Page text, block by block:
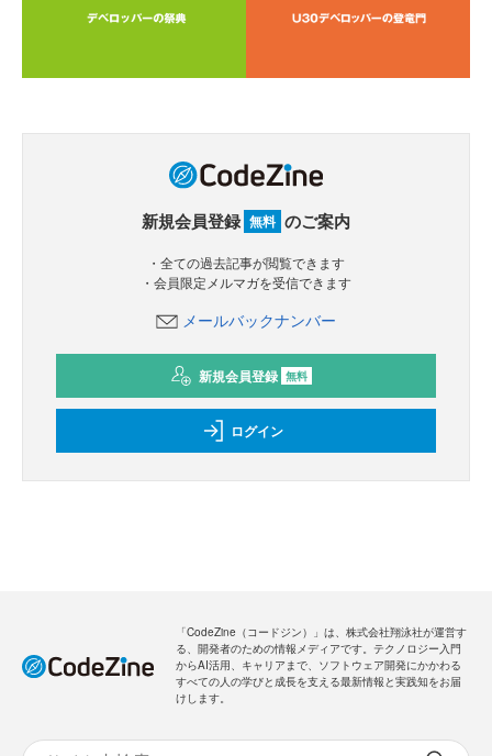
新規会員登録 無料 のご案内
・全ての過去記事が閲覧できます
・会員限定メルマガを受信できます
メールバックナンバー
新規会員登録 無料
ログイン
「CodeZine（コードジン）」は、株式会社翔泳社が運営す
る、開発者のための情報メディアです。テクノロジー入門
からAI活用、キャリアまで、ソフトウェア開発にかかわる
すべての人の学びと成長を支える最新情報と実践知をお届
けします。